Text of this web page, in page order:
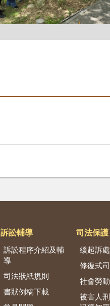
訴訟輔導
訴訟程序介紹及輔
導
司法狀紙規則
書狀例稿下載
司法保護
緩起訴
修復式
社會勞
被害人